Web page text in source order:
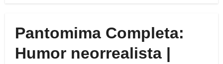
Pantomima Completa:
Humor neorrealista |